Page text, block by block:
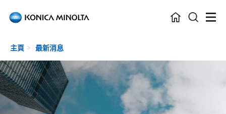
Skip to main content
主頁 最新消息